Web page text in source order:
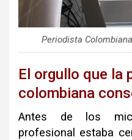
Periodista
El orgullo que la
colombiana
Antes de los
profesional estaba